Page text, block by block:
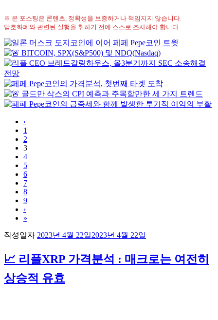
※ 본 포스팅은 콘텐츠, 정확성을 보증하거나 책임지지 않습니다.
암호화폐와 관련된 실행을 취하기 전에 스스로 조사해야 합니다.
‹
1
2
3
4
5
6
7
8
9
›
»
작성일자 2023년 4월 22일2023년 4월 22일
📈 리플XRP 가격분석 : 매크로는 여전히
상승적 유효